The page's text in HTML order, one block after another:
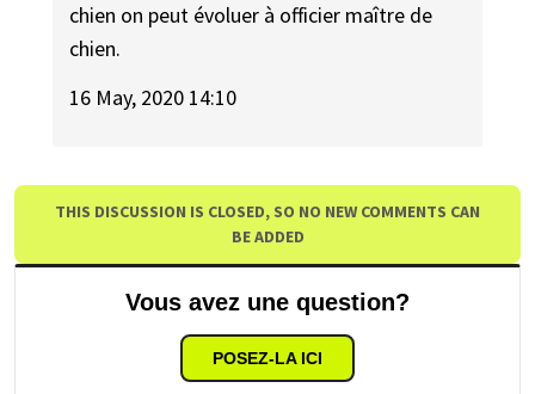
chien on peut évoluer à officier maître de
chien.
16 May, 2020 14:10
THIS DISCUSSION IS CLOSED, SO NO NEW COMMENTS CAN
BE ADDED
Vous avez une question?
POSEZ-LA ICI